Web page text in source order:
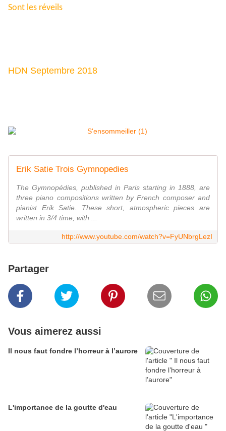
Sont les réveils
HDN Septembre 2018
Erik Satie Trois Gymnopedies
The Gymnopédies, published in Paris starting in 1888, are
three piano compositions written by French composer and
pianist Erik Satie. These short, atmospheric pieces are
written in 3/4 time, with ...
http://www.youtube.com/watch?v=FyUNbrgLezI
Partager
Vous aimerez aussi
Il nous faut fondre l’horreur à l’aurore
L'importance de la goutte d'eau